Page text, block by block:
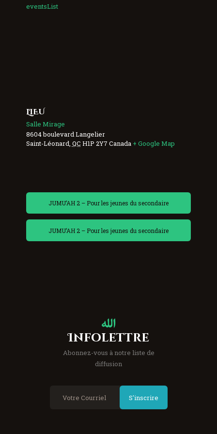
eventsList
LIEU
Salle Mirage
8604 boulevard Langelier
Saint-Léonard QC H1P 2Y7 Canada + Google Map
JUMU’AH 2 – Pour les jeunes du secondaire
JUMU’AH 2 – Pour les jeunes du secondaire
Infolettre
Abonnez-vous à notre liste de
diffusion
S'inscrire